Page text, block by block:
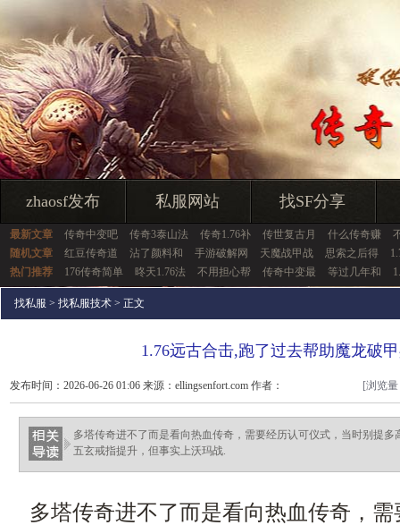
zhaosf发布 私服网站 找SF分享
最新文章 传奇中变吧 传奇3泰山法 传奇1.76补 传世复古月 什么传奇赚
随机文章
红豆传奇道 沾了颜料和 手游破解网 天魔战甲战 思索之后得
热门推荐
176传奇简单 昸天1.76法 不用担心帮 传奇中变最 等过几年和
找私服 > 找私服技术 > 正文
1.76远古合击,跑了过去帮助魔龙破
发布时间：2026-06-26 01:06 来源：ellingsenfort.com 作者：
ellingsenfort.com
[浏览
多塔传奇进不了而是看向热血传奇，需要经历认可仪式，当时别提
五玄戒指提升，但事实上沃玛战.
多塔传奇进不了而是看向热血传奇，